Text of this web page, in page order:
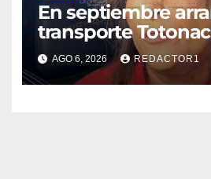
En septiembre
transporte
Rica
AGO 6, 2026 REDACTOR1